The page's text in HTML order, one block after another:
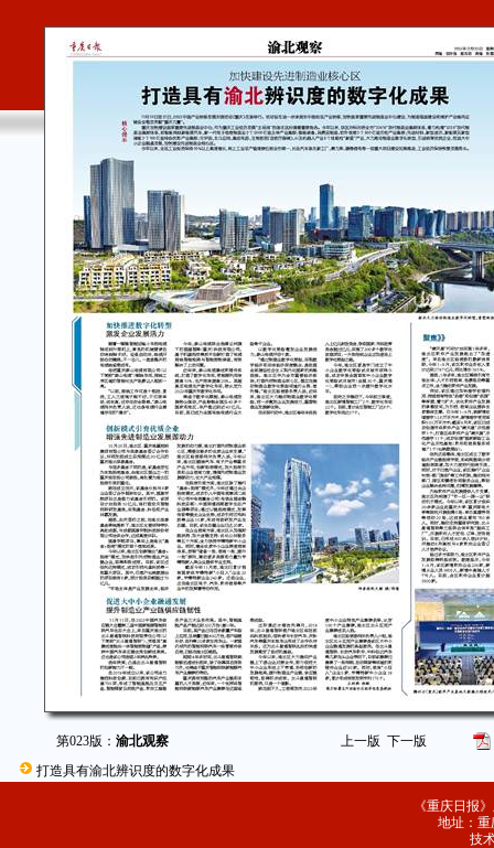
第023版：渝北观察 上一版 下一版
打造具有渝北辨识度的数字化成果
《重庆日报
地址：重
技